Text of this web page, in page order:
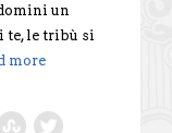
un
te, le tribù si
more